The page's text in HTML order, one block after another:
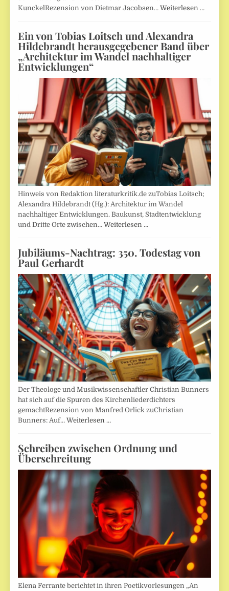
KunckelRezension von Dietmar Jacobsen…Weiterlesen …
Ein von Tobias Loitsch und Alexandra
Hildebrandt herausgegebener Band über
„Architektur im Wandel nachhaltiger
Entwicklungen“
Hinweis von Redaktion literaturkritik.de zuTobias Loitsch;
Alexandra Hildebrandt (Hg.): Architektur im Wandel
nachhaltiger Entwicklungen. Baukunst, Stadtentwicklung
und Dritte Orte zwischen…Weiterlesen …
Jubiläums-Nachtrag: 350. Todestag von
Paul Gerhardt
Der Theologe und Musikwissenschaftler Christian Bunners
hat sich auf die Spuren des Kirchenliederdichters
gemachtRezension von Manfred Orlick zuChristian
Bunners: Auf…Weiterlesen …
Schreiben zwischen Ordnung und
Überschreitung
Elena Ferrante berichtet in ihren Poetikvorlesungen „An